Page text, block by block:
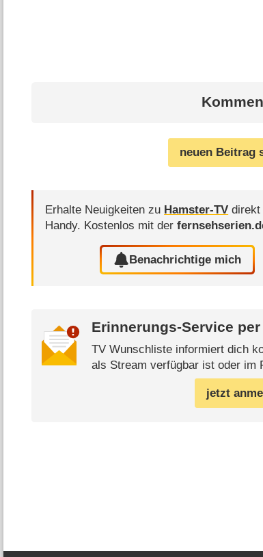
neuen Beitrag
Erhalte Neuigkeiten zu Hamster-TV direkt
Handy. Kostenlos mit der
Benachrichtige mich
Erinnerungs-Service per
TV Wunschliste informiert dich
als Stream verfügbar ist oder im
jetzt